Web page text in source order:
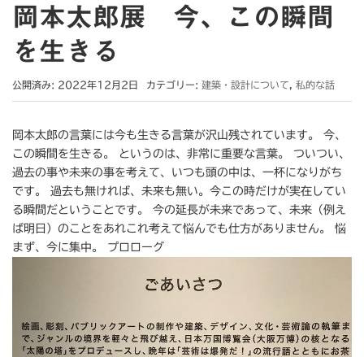
岡本太郎展 今、この瞬間
を生きる
公開済み: 2022年12月2日 カテゴリー: 建築・設計について 私的な話
岡本太郎の言葉には今も生きる言葉が沢山残されています。 今、
この瞬間を生きる。 というのは、非常に重要な言葉。 ついつい、
過去の事や未来の事を考えて、いつも頭の中は、一杯になりがち
です。 過去も無ければ、未来も無い。今この時だけが実在してい
る瞬間だということです。 今の延長が未来であって、未来（例え
ば明日）のことをあれこれ考えて悩んでも仕方がありません。 悩
まず、今に集中。 プロローグ